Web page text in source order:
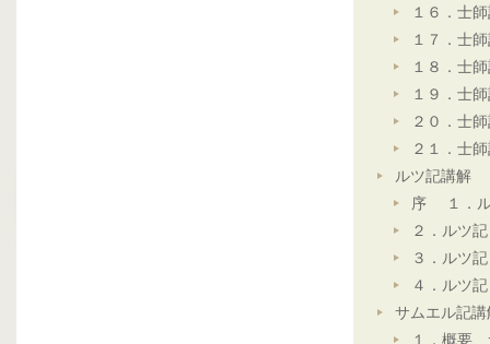
１６．士
１７．士
１８．士
１９．士
２０．士
２１．士
ルツ記講解
序 １．ル
２．ルツ
３．ルツ
４．ルツ
サムエル記講
１．概要